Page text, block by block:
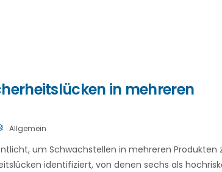
in mehreren
Allgemein
um Schwachstellen in mehreren Produkten
identifiziert, von denen sechs als